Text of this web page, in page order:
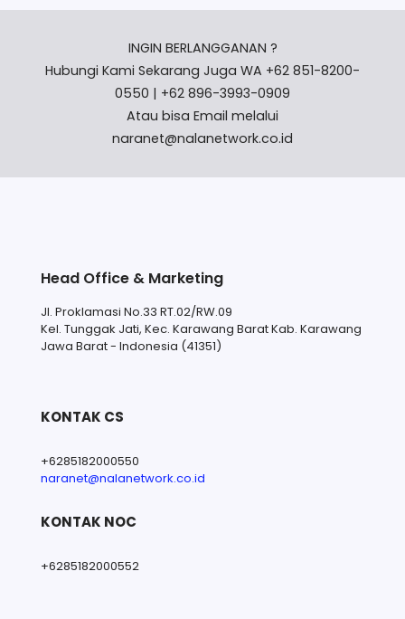
INGIN BERLANGGANAN ?
Hubungi Kami Sekarang Juga WA +62 851-8200-
0550 | +62 896-3993-0909
Atau bisa Email melalui
naranet@nalanetwork.co.id
Head Office & Marketing
Jl. Proklamasi No.33 RT.02/RW.09
Kel. Tunggak Jati, Kec. Karawang Barat Kab. Karawang
Jawa Barat - Indonesia (41351)
KONTAK CS
+6285182000550
naranet@nalanetwork.co.id
KONTAK NOC
+6285182000552